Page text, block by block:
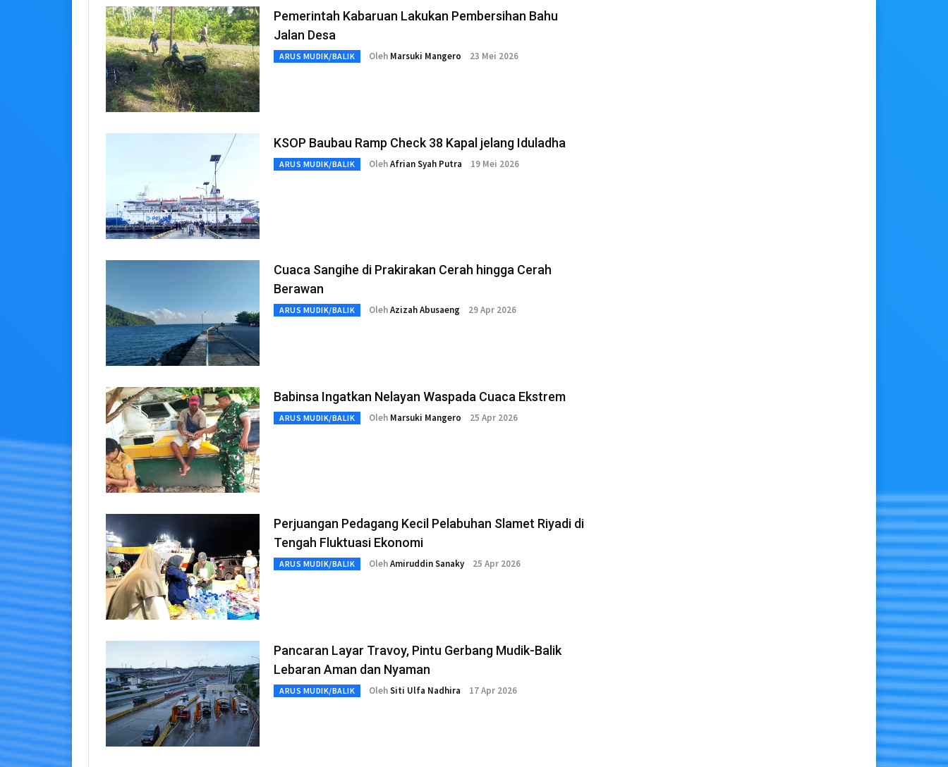
Pemerintah Kabaruan Lakukan Pembersihan Bahu
Jalan Desa
ARUS MUDIK/BALIK Oleh Marsuki Mangero 23 Mei 2026
KSOP Baubau Ramp Check 38 Kapal jelang Iduladha
ARUS MUDIK/BALIK OlehAfrian Syah Putra 19 Mei 2026
Cuaca Sangihe di Prakirakan Cerah hingga Cerah
Berawan
ARUS MUDIK/BALIK OlehAzizah Abusaeng 29 Apr 2026
Babinsa Ingatkan Nelayan Waspada Cuaca Ekstrem
ARUS MUDIK/BALIK Oleh Marsuki Mangero 25 Apr 2026
Perjuangan Pedagang Kecil Pelabuhan Slamet Riyadi di
Tengah Fluktuasi Ekonomi
ARUS MUDIK/BALIK OlehAmiruddin Sanaky 25 Apr 2026
Pancaran Layar Travoy, Pintu Gerbang Mudik-Balik
Lebaran Aman dan Nyaman
ARUS MUDIK/BALIK OlehSiti Ulfa Nadhira 17 Apr 2026